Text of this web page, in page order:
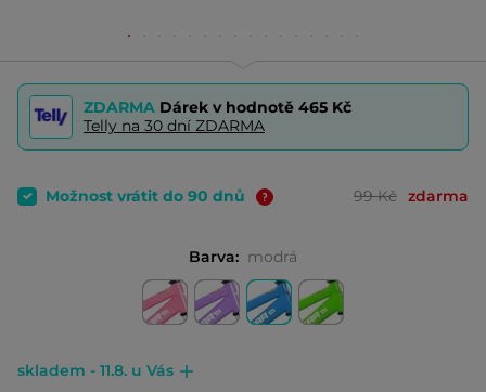
ZDARMA Dárek v hodnotě 465 Kč
Telly na 30 dní ZDARMA
Možnost vrátit do 90 dnů 99 Kč zdarma
Barva: modrá
skladem - 11.8. u Vás